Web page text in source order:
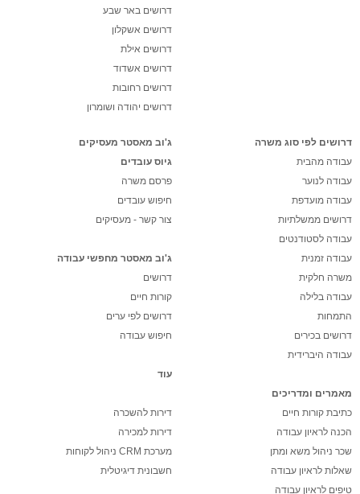
דרושים באר שבע
דרושים אשקלון
דרושים אילת
דרושים אשדוד
דרושים רחובות
דרושים יהודה ושומרון
דרושים לפי סוג משרה
עבודה מהבית
עבודה לנוער
עבודה מועדפת
דרושים ממשלתיות
עבודה לסטודנטים
עבודה זמנית
משרה חלקית
עבודה בלילה
התמחות
דרושים בכירים
עבודה היברידית
מאמרים ומדריכים
כתיבת קורות חיים
הכנה לראיון עבודה
שכר ניהול משא ומתן
שאלות לראיון עבודה
טיפים לראיון עבודה
ג'וב מאסטר מעסיקים
גיוס עובדים
פרסם משרה
חיפוש עובדים
צור קשר - מעסיקים
ג'וב מאסטר מחפשי עבודה
דרושים
קורות חיים
דרושים לפי ערים
חיפוש עבודה
עוד
דירות להשכרה
דירות למכירה
מערכת CRM ניהול לקוחות
חשבונית דיגיטלית